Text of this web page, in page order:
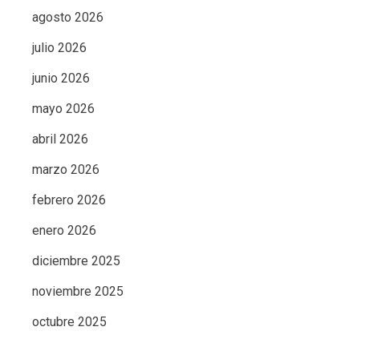
agosto 2026
julio 2026
junio 2026
mayo 2026
abril 2026
marzo 2026
febrero 2026
enero 2026
diciembre 2025
noviembre 2025
octubre 2025